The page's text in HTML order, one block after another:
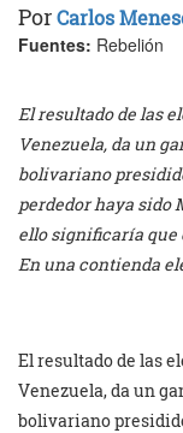
PorCarlos
Fuentes: Rebelión
El resultado de las
Venezuela, da un
bolivariano
perdedor haya sido
ello significaría que
En una contienda
El resultado de las
Venezuela, da un
bolivariano